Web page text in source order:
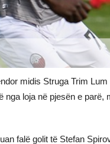
midis Struga Trim
loja në pjesën e parë,
falë golit të Stefan